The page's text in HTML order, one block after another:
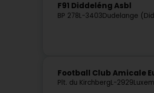
F91 Diddeléng Asbl
BP 278L-3403Dudelange
Football Club Amicale
Plt. du KirchbergL-2929